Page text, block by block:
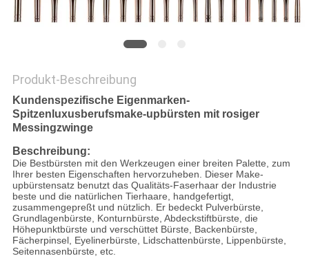
Produkt-Beschreibung
Kundenspezifische Eigenmarken-
Spitzenluxusberufsmake-upbürsten mit rosiger
Messingzwinge
Beschreibung:
Die Bestbürsten mit den Werkzeugen einer breiten Palette, zum
Ihrer besten Eigenschaften hervorzuheben. Dieser Make-
upbürstensatz benutzt das Qualitäts-Faserhaar der Industrie
beste und die natürlichen Tierhaare, handgefertigt,
zusammengepreßt und nützlich. Er bedeckt Pulverbürste,
Grundlagenbürste, Konturnbürste, Abdeckstiftbürste, die
Höhepunktbürste und verschüttet Bürste, Backenbürste,
Fächerpinsel, Eyelinerbürste, Lidschattenbürste, Lippenbürste,
Seitennasenbürste, etc.